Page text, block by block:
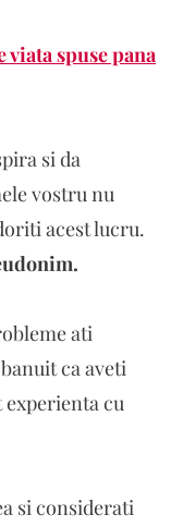
spuse pana
si da
vostru nu
acest lucru.
ati
ca aveti
experienta cu
si considerati